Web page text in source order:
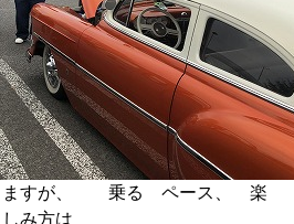
すが、 乗る ペース、 楽
しみ方は